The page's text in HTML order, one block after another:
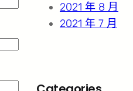
2021 年 8 月
2021 年 7 月